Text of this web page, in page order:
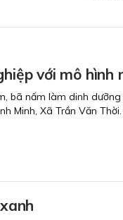
với mô hình
bã nấm làm dinh
Minh, Xã Trần Văn